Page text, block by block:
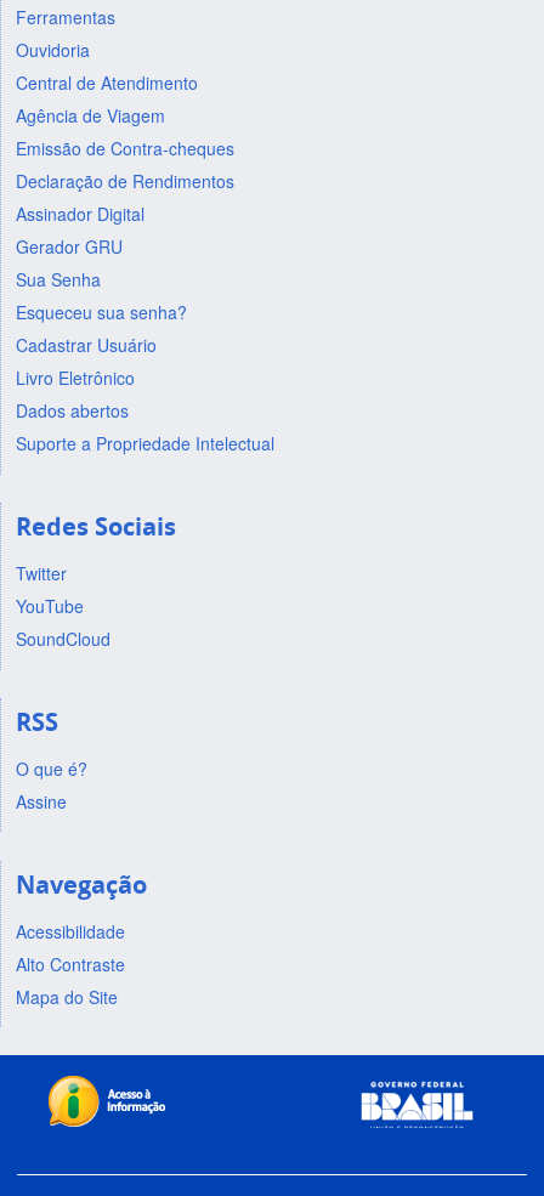
Ferramentas
Ouvidoria
Central de Atendimento
Agência de Viagem
Emissão de Contra-cheques
Declaração de Rendimentos
Assinador Digital
Gerador GRU
Sua Senha
Esqueceu sua senha?
Cadastrar Usuário
Livro Eletrônico
Dados abertos
Suporte a Propriedade Intelectual
Redes Sociais
Twitter
YouTube
SoundCloud
RSS
O que é?
Assine
Navegação
Acessibilidade
Alto Contraste
Mapa do Site